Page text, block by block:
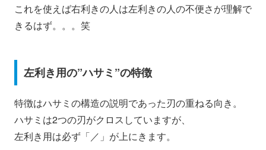
これを使えば右利きの人は左利きの人の不便さが理解で
きるはず。。。笑
左利き用の”ハサミ”の特徴
特徴はハサミの構造の説明であった刃の重ねる向き。
ハサミは2つの刃がクロスしていますが、
左利き用は必ず「／」が上にきます。